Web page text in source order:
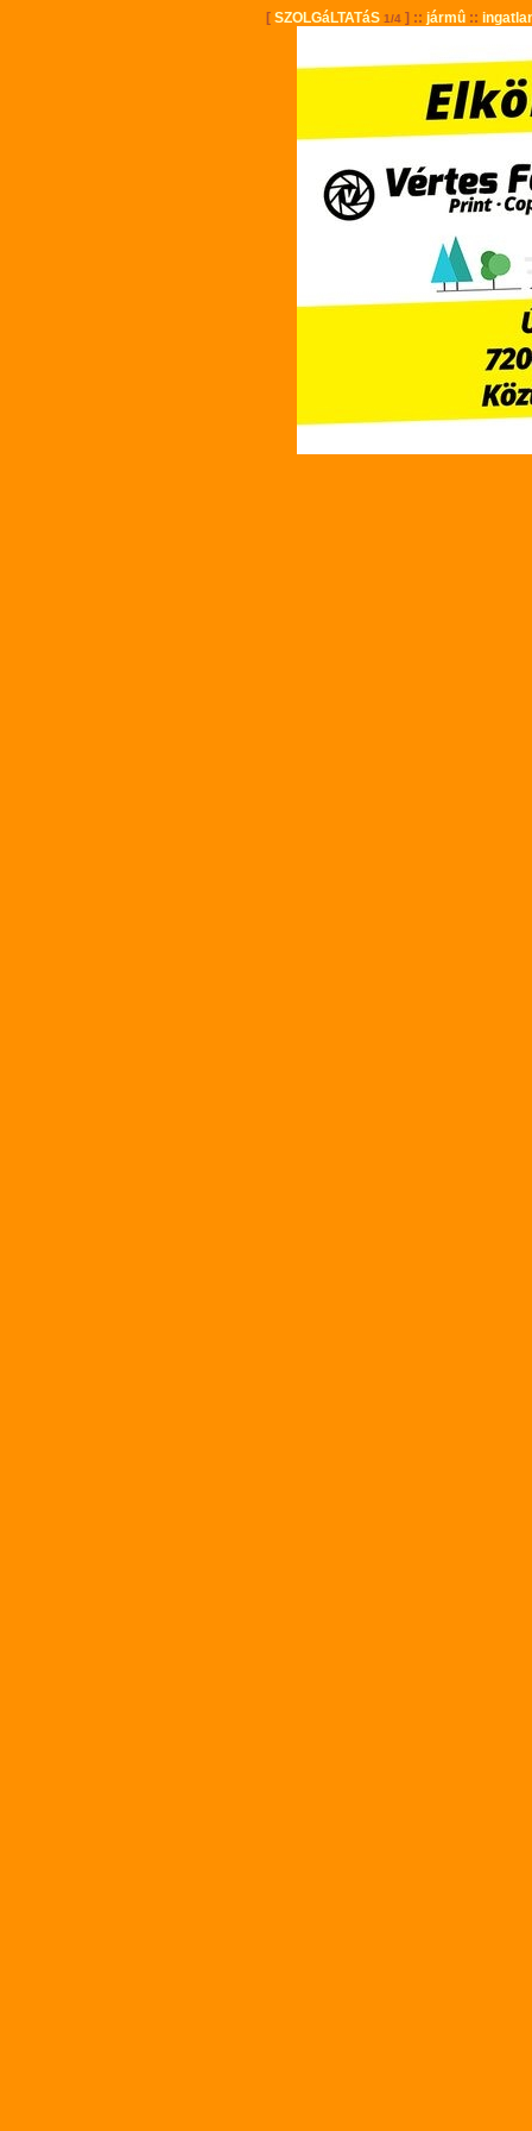
[ SZOLGáLTATáS 1/4] :: jármû::